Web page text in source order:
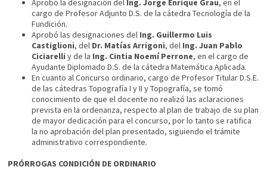
Aprobó la designación del Ing. Jorge Enrique Grau, en el
cargo de Profesor Adjunto D.S. de la cátedra Tecnología de la
Fundición.
Aprobó las designaciones del Ing. Guillermo Luis
Castiglioni, del Dr. Matías Arrigoni, del Ing. Juan Pablo
Ciciarelli y de la Ing. Cintia Noemí Perrone, en el cargo de
Ayudante Diplomado D.S. de la cátedra Matemática Aplicada.
En cuanto al Concurso ordinario, cargo de Profesor Titular D.S.E.
de las cátedras Topografía I y II y Topografía, se tomó
conocimiento de que el docente no realizó las aclaraciones
prevista en la ordenanza, respecto al plan de trabajo de su plan
de mayor dedicación para el concurso, por lo tanto se ratifica
la no aprobación del plan presentado, siguiendo el trámite
administrativo correspondiente.
PRÓRROGAS CONDICIÓN DE ORDINARIO